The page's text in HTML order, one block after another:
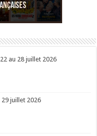
du Père
?
Marie Poiré
? ?
au 28 juillet 2026
juillet 2026